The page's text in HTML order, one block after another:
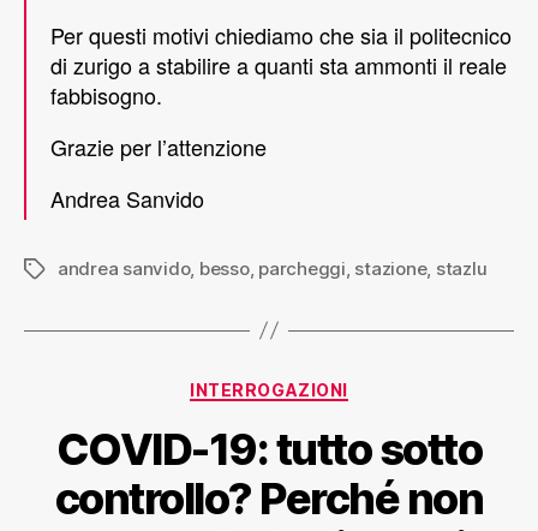
Per questi motivi chiediamo che sia il politecnico
di zurigo a stabilire a quanti sta ammonti il reale
fabbisogno.
Grazie per l’attenzione
Andrea Sanvido
andrea sanvido, besso, parcheggi, stazione, stazlu
INTERROGAZIONI
COVID-19: tutto sotto
controllo? Perché non